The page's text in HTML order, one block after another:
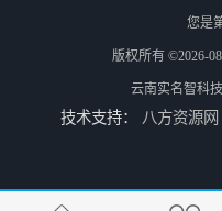
昆明大型闸门生成厂家
您是
版权所有 ©2026-
云南实名智科
技术支持： 八方资源网